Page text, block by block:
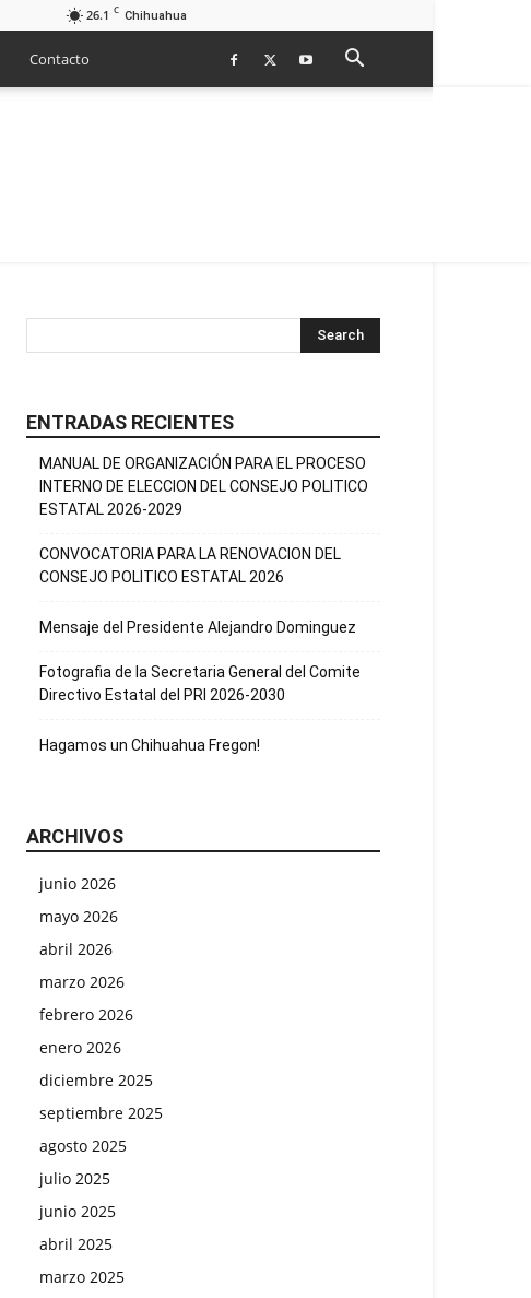
26.1 C Chihuahua
Contacto
ENTRADAS RECIENTES
MANUAL DE ORGANIZACIÓN PARA EL PROCESO
INTERNO DE ELECCION DEL CONSEJO POLITICO
ESTATAL 2026-2029
CONVOCATORIA PARA LA RENOVACION DEL
CONSEJO POLITICO ESTATAL 2026
Mensaje del Presidente Alejandro Dominguez
Fotografia de la Secretaria General del Comite
Directivo Estatal del PRI 2026-2030
Hagamos un Chihuahua Fregon!
ARCHIVOS
junio 2026
mayo 2026
abril 2026
marzo 2026
febrero 2026
enero 2026
diciembre 2025
septiembre 2025
agosto 2025
julio 2025
junio 2025
abril 2025
marzo 2025